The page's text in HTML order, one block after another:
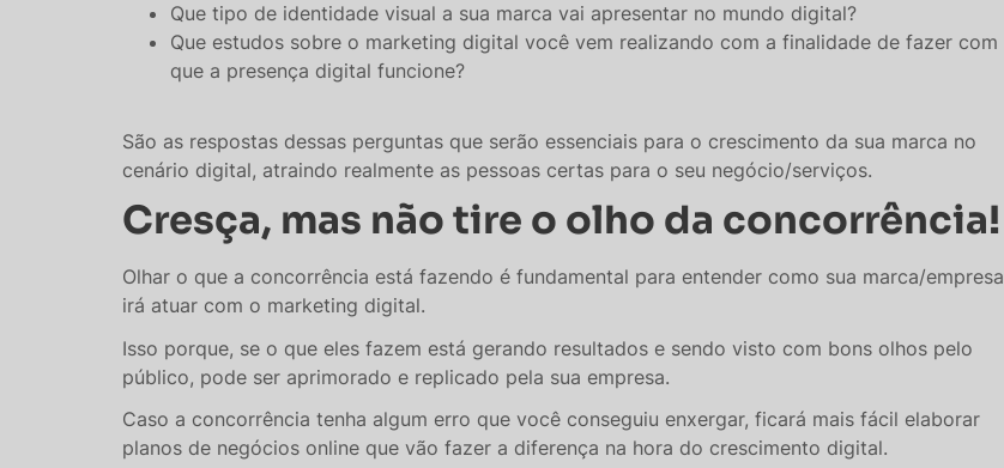
Que tipo de identidade visual a sua marca vai apresentar no mundo digital?
Que estudos sobre o marketing digital você vem realizando com a finalidade de fazer com
que a presença digital funcione?
São as respostas dessas perguntas que serão essenciais para o crescimento da sua marca no
cenário digital, atraindo realmente as pessoas certas para o seu negócio/serviços.
Cresça, mas não tire o olho da concorrência!
Olhar o que a concorrência está fazendo é fundamental para entender como sua marca/empresa
irá atuar com o marketing digital.
Isso porque, se o que eles fazem está gerando resultados e sendo visto com bons olhos pelo
público, pode ser aprimorado e replicado pela sua empresa.
Caso a concorrência tenha algum erro que você conseguiu enxergar, ficará mais fácil elaborar
planos de negócios online que vão fazer a diferença na hora do crescimento digital.